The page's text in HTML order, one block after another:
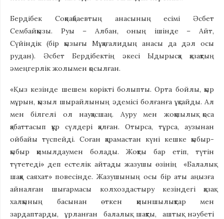
Бердібек Соқпақбаевтың анасының есімі Әсбет
Сембайқызы. Руы – Албан, оның ішінде – Айт,
Сүйіндік (бір қызығы Мұқағалидың анасы да дәл осы
рудан). Әсбет Бердібектің әкесі Ыдырысқа қазақтың
әмеңгерлік жолымен қосылған.
«Қыз кезінде шешем көрікті болыпты. Орта бойлы, қыр
мұрын, қызыл шырайлының әдемісі болғанға ұқсайды. Ал
мен білгелі ол науқасшаң. Ауру мен жоқшылық қоса
қабаттасып құр сүлдері қалған. Отырса, тұрса, аузынан
ойбайы түспейді. Соған қарамастан күні кешке қыбыр-
қыбыр қимылдаумен болады. Жоқты бар етіп, түтін
түтетеді» деп естелік айтады жазушы өзінің «Балалық
шаққа саяхат» повесінде. Жазушының осы бір аты аңызға
айналған шығармасы колхоздастыру кезіндегі қазақ
халқының басынан өткен қиыншылықтар мен
зардаптарды, ұрланған балалық шақты, аштық нәубеті